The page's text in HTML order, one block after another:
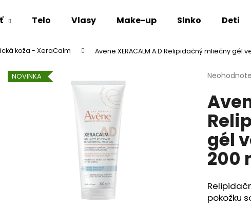
Telo Vlasy Make-up Slnko Deti
koža - XeraCalm Avene XERACALM A.D Relipidačný mliečny gél
Priemerné
produktu
je
0,0
5
hviezdičiek.
gél
200
pokožku
NOVINKA
Čo potrebujete nájsť?
Odporúčame